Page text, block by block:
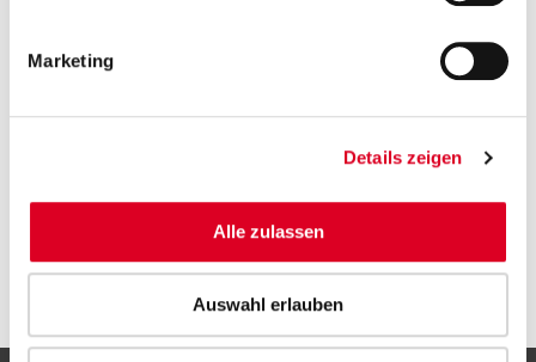
Marketing
Details zeigen
Alle zulassen
Auswahl erlauben